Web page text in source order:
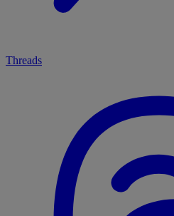
Threads